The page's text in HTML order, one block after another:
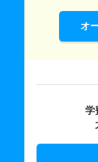
オ
学